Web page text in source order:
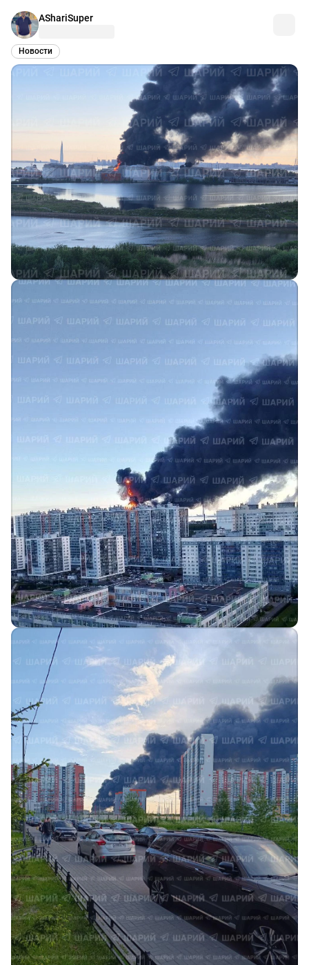
AShariSuper
Новости